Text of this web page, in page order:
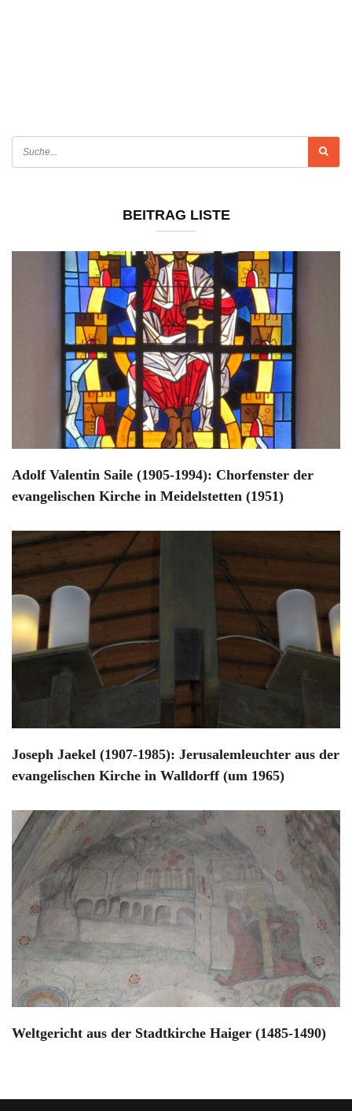
BEITRAG LISTE
Adolf Valentin Saile (1905-1994): Chorfenster der
evangelischen Kirche in Meidelstetten (1951)
Joseph Jaekel (1907-1985): Jerusalemleuchter aus der
evangelischen Kirche in Walldorff (um 1965)
Weltgericht aus der Stadtkirche Haiger (1485-1490)